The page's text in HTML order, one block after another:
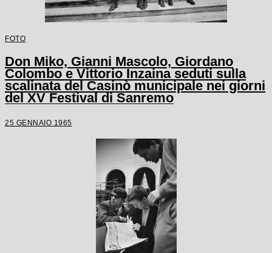
FOTO
Don Miko, Gianni Mascolo, Giordano
Colombo e Vittorio Inzaina seduti sulla
scalinata del Casinò municipale nei giorni
del XV Festival di Sanremo
25 GENNAIO 1965